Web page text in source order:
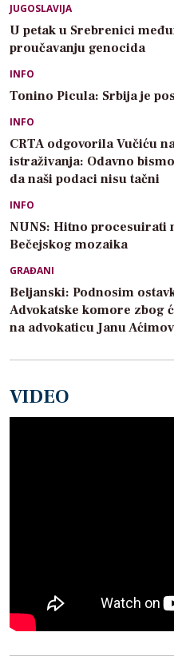
JUGOSLAVIJA
U petak u Srebrenici
proučavanju genocida
INFO
Tonino Picula: Srbija je
INFO
CRTA odgovorila Vučiću
istraživanja: Odavno
da naši podaci nisu tačni
INFO
NUNS: Hitno procesuirati
Bečejskog mozaika
GRAĐANI
Beljanski: Podnosim
Advokatske komore zbog
na advokaticu Janu
VIDEO